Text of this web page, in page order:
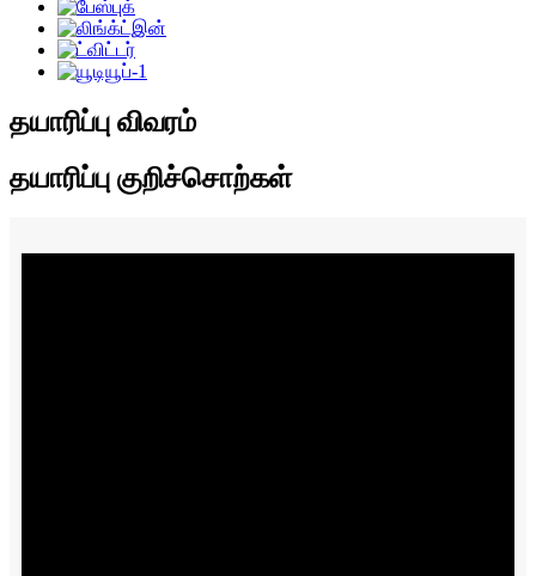
தயாரிப்பு விவரம்
தயாரிப்பு குறிச்சொற்கள்